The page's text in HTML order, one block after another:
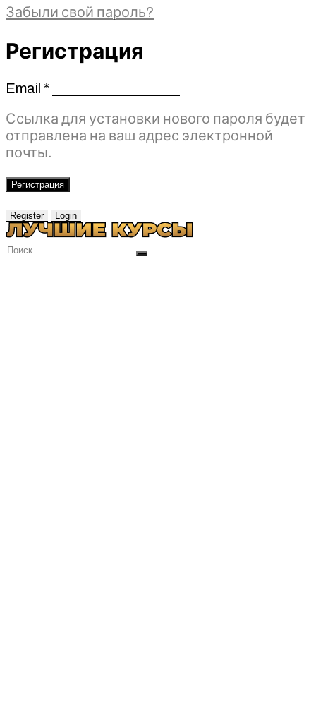
Забыли свой пароль?
Регистрация
Email *Обязательно
Ссылка для установки нового пароля будет
отправлена ​​на ваш адрес электронной
почты.
Регистрация
Register Login